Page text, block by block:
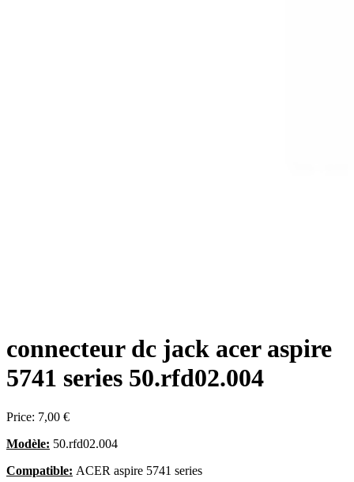
connecteur dc jack acer aspire
5741 series 50.rfd02.004
Price: 7,00 €
Modèle: 50.rfd02.004
Compatible: ACER aspire 5741 series